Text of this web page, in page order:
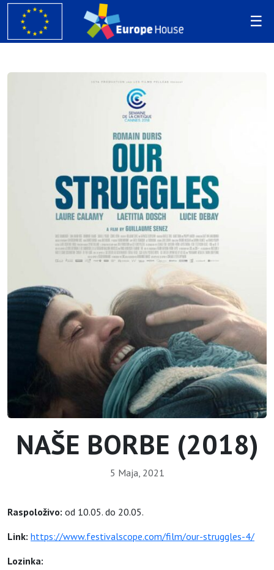
NAŠE BORBE (2018)
5 Maja, 2021
Raspoloživo: od 10.05. do 20.05.
Link: https://www.festivalscope.com/film/our-struggles-4/
Lozinka: